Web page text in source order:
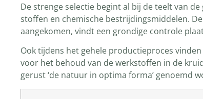
De strenge selectie begint al bij de teelt van
stoffen en chemische bestrijdingsmiddelen.
aangekomen, vindt een grondige controle
Ook tijdens het gehele productieproces
voor het behoud van de werkstoffen in de
gerust ‘de natuur in optima forma’ genoemd